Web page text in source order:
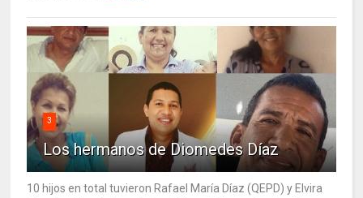
3
Los hermanos de Diomedes Díaz
10 hijos en total tuvieron Rafael María Díaz (QEPD) y Elvira